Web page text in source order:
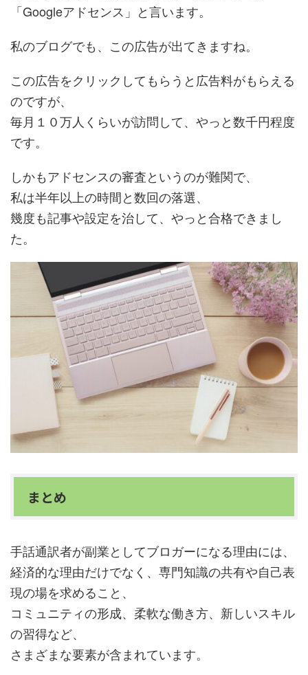
「Googleアドセンス」と言います。
私のブログでも、この広告が出てきますね。
この広告をクリックしてもらうと広告料がもらえる
のですが、
毎月１０万人くらいが訪問して、やっと数千円程度
です。
しかもアドセンスの審査というのが難関で、
私は半年以上の時間と数回の落選、
幾度も記事や設定を治して、やっと合格できまし
た。
まとめ
手話通訳者が副業としてブロガーになる理由には、
経済的な理由だけでなく、専門知識の共有や自己表
現の場を求めること、
コミュニティの形成、柔軟な働き方、新しいスキル
の習得など、
さまざまな要素が含まれています。